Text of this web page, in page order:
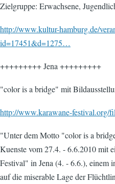
Zielgruppe: Erwachsene,
http://www.kultur-hamburg.de/
id=17451&d=1275…
+++++++++ Jena +++++++++
"color is a bridge" mit
http://www.karawane-festival.org/
"Unter dem Motto "color is a
Kuenste vom 27.4. - 6.6.2010 mit
Festival" in Jena (4. - 6.6.), einem
auf die miserable Lage der